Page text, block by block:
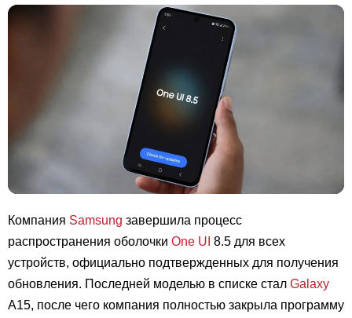
Компания Samsung завершила процесс
распространения оболочки One UI 8.5 для всех
устройств, официально подтвержденных для получения
обновления. Последней моделью в списке стал Galaxy
А15, после чего компания полностью закрыла программу